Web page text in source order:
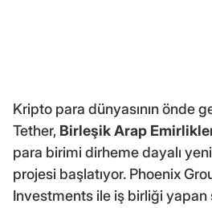
Kripto para dünyasının önde
Tether, Birleşik Arap
para birimi dirheme dayalı
projesi başlatıyor. Phoenix
Investments ile iş birliği